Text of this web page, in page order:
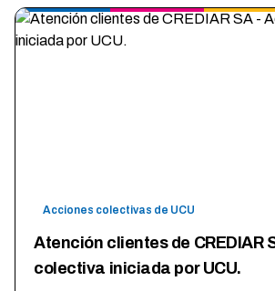
Acciones colectivas de UCU
Atención clientes de CREDIAR
colectiva iniciada por UCU.